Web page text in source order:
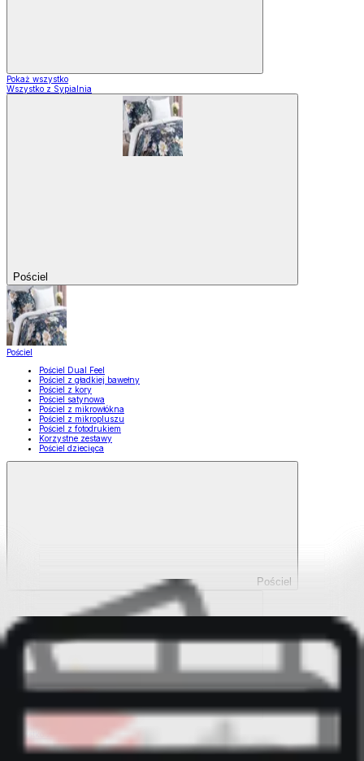
Pokaż wszystko
Wszystko z Sypialnia
Pościel
Pościel
Pościel Dual Feel
Pościel z gładkiej bawełny
Pościel z kory
Pościel satynowa
Pościel z mikrowłókna
Pościel z mikropluszu
Pościel z fotodrukiem
Korzystne zestawy
Pościel dziecięca
Pościel